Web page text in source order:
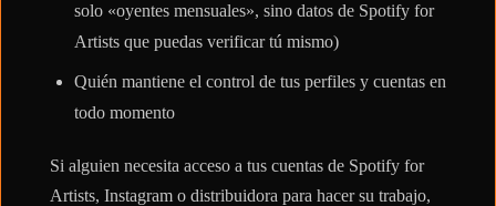
solo «oyentes mensuales», sino datos de Spotify for
Artists que puedas verificar tú mismo)
Quién mantiene el control de tus perfiles y cuentas en
todo momento
Si alguien necesita acceso a tus cuentas de Spotify for
Artists, Instagram o distribuidora para hacer su trabajo,